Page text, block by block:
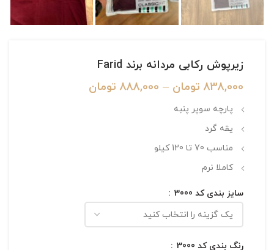
زیرپوش رکابی مردانه برند Farid
838,000 تومان –
888,000 تومان
پارچه سوپر پنبه
یقه گرد
مناسب 70 تا 120 کیلو
کاملا نرم
سایز بندی کد 3000
رنگ بندی کد 3000